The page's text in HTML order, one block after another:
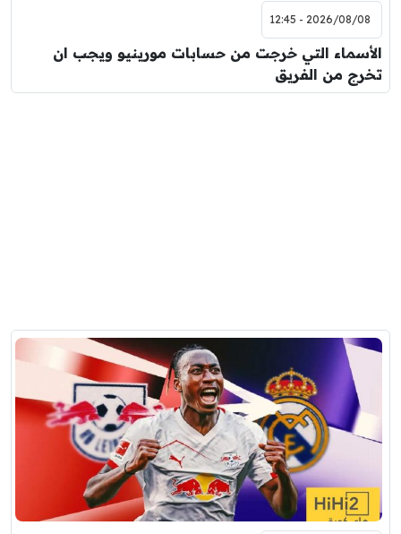
2026/08/08 - 12:45
الأسماء التي خرجت من حسابات مورينيو ويجب ان
تخرج من الفريق